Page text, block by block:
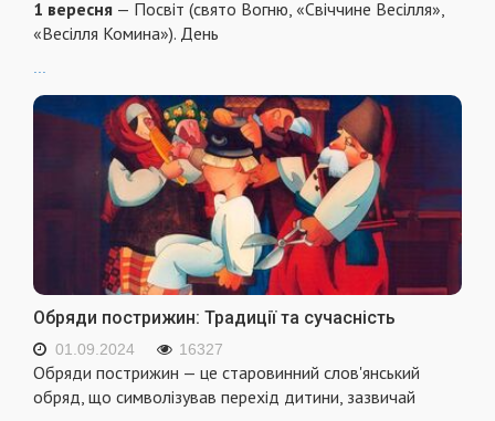
1 вересня — Посвіт (свято Вогню, «Свіччине Весілля»,
«Весілля Комина»). День
...
Обряди пострижин: Традиції та сучасність
01.09.2024 16327
Обряди пострижин — це старовинний слов'янський
обряд, що символізував перехід дитини, зазвичай